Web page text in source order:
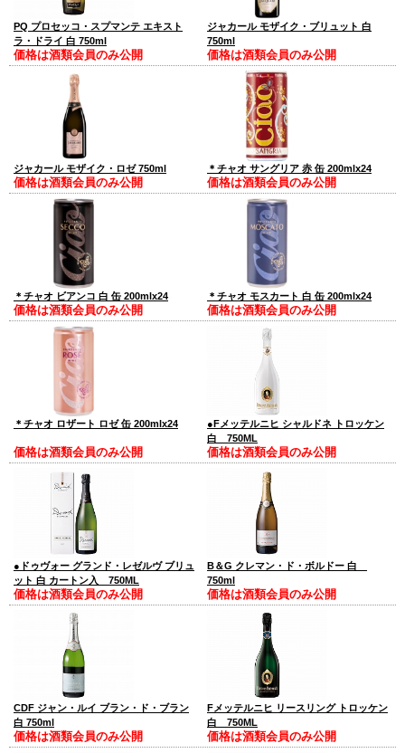
PQ プロセッコ・スプマンテ エキスト
ラ・ドライ 白 750ml
価格は酒類会員のみ公開
ジャカール モザイク・ブリュット 白
750ml
価格は酒類会員のみ公開
ジャカール モザイク・ロゼ 750ml
価格は酒類会員のみ公開
＊チャオ サングリア 赤 缶 200mlx24
価格は酒類会員のみ公開
＊チャオ ビアンコ 白 缶 200mlx24
価格は酒類会員のみ公開
＊チャオ モスカート 白 缶 200mlx24
価格は酒類会員のみ公開
＊チャオ ロザート ロゼ 缶 200mlx24
価格は酒類会員のみ公開
●Fメッテルニヒ シャルドネ トロッケン
白 750ML
価格は酒類会員のみ公開
●ドゥヴォー グランド・レゼルヴ ブリュ
ット 白 カートン入 750ML
価格は酒類会員のみ公開
B＆G クレマン・ド・ボルドー 白
750ml
価格は酒類会員のみ公開
CDF ジャン・ルイ ブラン・ド・ブラン
白 750ml
価格は酒類会員のみ公開
Fメッテルニヒ リースリング トロッケン
白 750ML
価格は酒類会員のみ公開